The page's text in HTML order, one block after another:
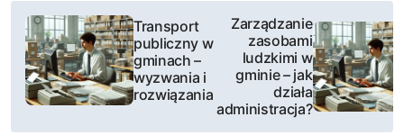
N
w
Transport
publiczny w
gminach –
wyzwania i
rozwiązania
Zarządzanie
zasobami
ludzkimi w
gminie – jak
działa
administracja?